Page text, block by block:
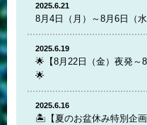
2025.6.21
8月4日（月）～8月6日（
2025.6.19
🌟【8月22日（金）夜発～
🌟
2025.6.16
🏝️【夏のお盆休み特別企